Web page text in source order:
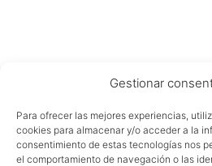
Gestionar
Para ofrecer las mejores experiencias,
cookies para almacenar y/o acceder a la
consentimiento de estas tecnologías nos
el comportamiento de navegación o las
© MESTRES